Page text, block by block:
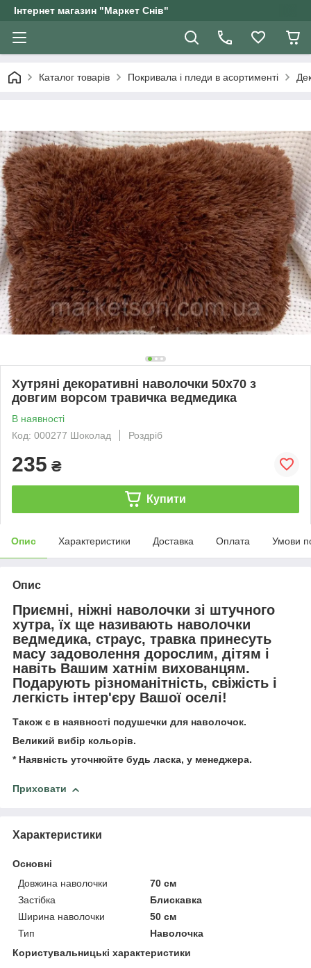
Інтернет магазин "Маркет Снів"
Каталог товарів Покривала і пледи в асортименті
Хутряні декоративні наволочки 50х70 з
довгим ворсом травичка ведмедика
В наявності
Код: 000277 Шоколад
Роздріб
235 ₴
Купити
Опис Характеристики Доставка Оплата Умови
Опис
Приємні, ніжні наволочки зі штучного
хутра, їх ще називають наволочки
ведмедика, страус, травка принесуть
масу задоволення дорослим, дітям і
навіть Вашим хатнім вихованцям.
Подарують різноманітність, свіжість і
легкість інтер'єру Вашої оселі!
Також є в наявності подушечки для наволочок.
Великий вибір кольорів.
* Наявність уточнюйте будь ласка, у менеджера.
Приховати
Характеристики
Основні
Довжина наволочки
70 см
Застібка
Блискавка
Ширина наволочки
50 см
Тип
Наволочка
Користувальницькі характеристики